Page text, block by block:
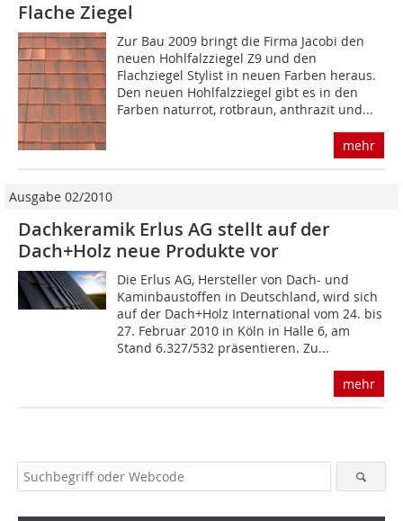
Flache Ziegel
Zur Bau 2009 bringt die Firma Jacobi den
neuen Hohlfalzziegel Z9 und den
Flachziegel Stylist in neuen Farben heraus.
Den neuen Hohlfalzziegel gibt es in den
Farben naturrot, rotbraun, anthrazit und...
mehr
Ausgabe 02/2010
Dachkeramik Erlus AG stellt auf der
Dach+Holz neue Produkte vor
Die Erlus AG, Hersteller von Dach- und
Kaminbaustoffen in Deutschland, wird sich
auf der Dach+Holz International vom 24. bis
27. Februar 2010 in Köln in Halle 6, am
Stand 6.327/532 präsentieren. Zu...
mehr